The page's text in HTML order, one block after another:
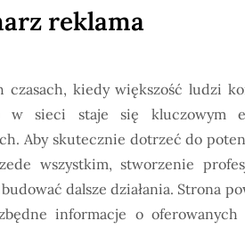
reklama
czasach, kiedy większość ludzi
w sieci staje się kluczowym
Aby skutecznie dotrzeć do
wszystkim, stworzenie
dalsze działania. Strona
informacje o